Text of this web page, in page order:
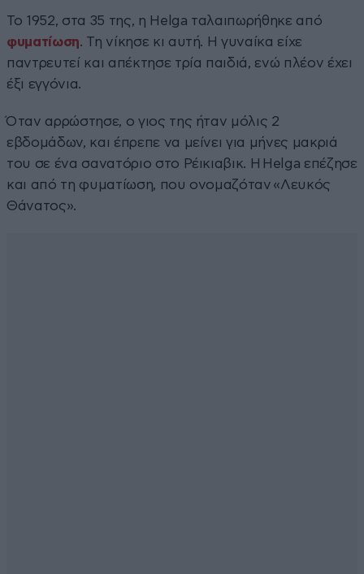
Το 1952, στα 35 της, η Helga ταλαιπωρήθηκε από
φυματίωση. Τη νίκησε κι αυτή. Η γυναίκα είχε
παντρευτεί και απέκτησε τρία παιδιά, ενώ πλέον έχει
έξι εγγόνια.
Όταν αρρώστησε, ο γιος της ήταν μόλις 2
εβδομάδων, και έπρεπε να μείνει για μήνες μακριά
του σε ένα σανατόριο στο Ρέικιαβικ. Η Helga επέζησε
και από τη φυματίωση, που ονομαζόταν «Λευκός
Θάνατος».